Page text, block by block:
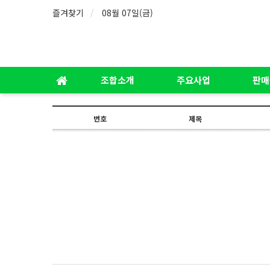
즐겨찾기 08월 07일(금)
조합소개 주요사업 판
번호 제목